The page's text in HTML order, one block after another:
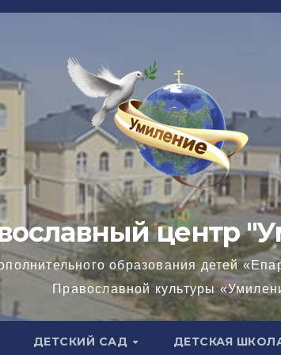
центр
образования детей
Православной культуры
ДЕТСКИЙ САД ДЕТСКАЯ